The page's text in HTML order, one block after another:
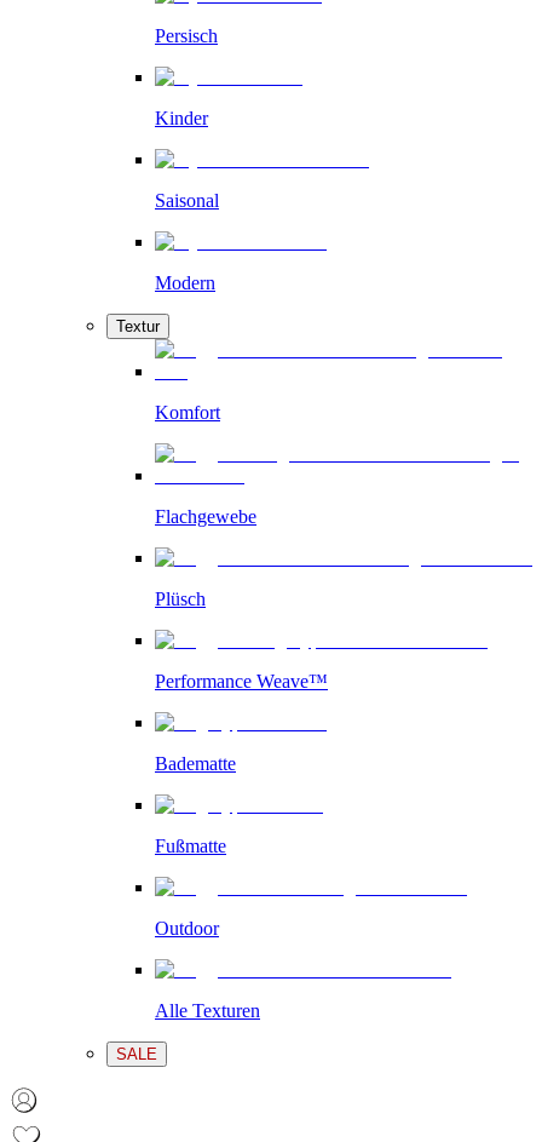
Persisch
Kinder
Saisonal
Modern
Textur
Komfort
Flachgewebe
Plüsch
Performance Weave™
Badematte
Fußmatte
Outdoor
Alle Texturen
SALE